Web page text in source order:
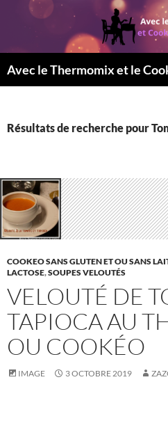
Avec le Thermomix et le
Résultats de recherche pour
COOKEO SANS GLUTEN ET OU SANS
LACTOSE,SOUPES VELOUTÉS
VELOUTÉ DE
TAPIOCA AU
OU COOKÉO
IMAGE 3 OCTOBRE 2019